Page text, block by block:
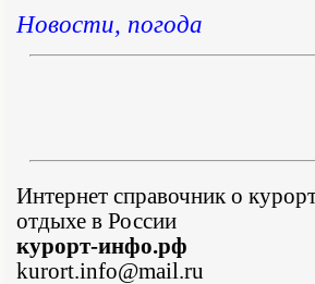
Новости, погода
Интернет справочник о
отдыхе в России
курорт-инфо.рф
kurort.info@mail.ru